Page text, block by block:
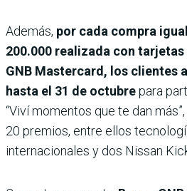
Además, por cada compra
200.000 realizada con
GNB Mastercard, los clientes
hasta el 31 de octubrepara
“Viví momentos que te dan
20 premios, entre ellos
internacionales y dos Nissan